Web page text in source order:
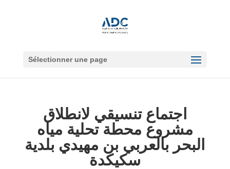
Sélectionner une page
اجتماع تنسيقي لانطلاق
مشروع محطة تحلية مياه
البحر بالعربي بن مهيدي بلدية
سكيكدة